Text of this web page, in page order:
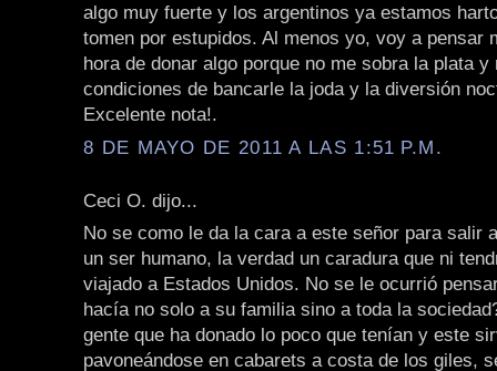
algo muy fuerte y los argentinos ya estamos
tomen por estupidos. Al menos yo, voy a pensar
hora de donar algo porque no me sobra la plata y
condiciones de bancarle la joda y la diversión
Excelente nota!.
8 DE MAYO DE 2011 A LAS 1:51 P.M.
Ceci O. dijo...
No se como le da la cara a este señor para salir
un ser humano, la verdad un caradura que ni
viajado a Estados Unidos. No se le ocurrió
hacía no solo a su familia sino a toda la
gente que ha donado lo poco que tenían y este
pavoneándose en cabarets a costa de los giles,